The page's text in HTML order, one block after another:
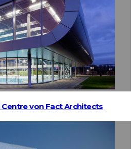
von Fact Architects